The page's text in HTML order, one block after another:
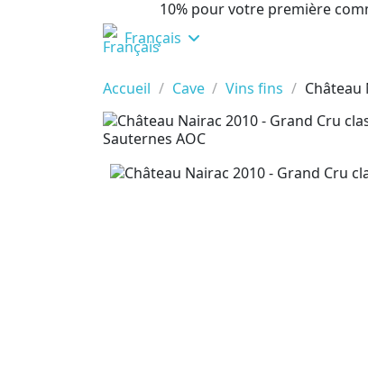
10% pour votre première
Français
Accueil
Cave Vins fins Château